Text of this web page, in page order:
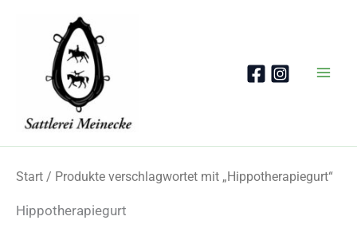
Start / Produkte verschlagwortet mit „Hippotherapiegurt“
Hippotherapiegurt